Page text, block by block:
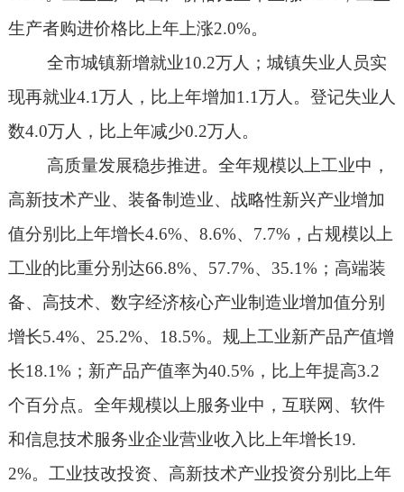
生产者购进价格比上年上涨2.0%。
全市城镇新增就业10.2万人；城镇失业人员实
现再就业4.1万人，比上年增加1.1万人。登记失业人
数4.0万人，比上年减少0.2万人。
高质量发展稳步推进。全年规模以上工业中，
高新技术产业、装备制造业、战略性新兴产业增加
值分别比上年增长4.6%、 8.6%、 7.7%，占规模以上
工业的比重分别达66.8%、 57.7%、 35.1%；高端装
备、高技术、数字经济核心产业制造业增加值分别
增长5.4%、 25.2%、 18.5%。规上工业新产品产值增
长18.1%；新产品产值率为40.5%，比上年提高3.2
个百分点。全年规模以上服务业中，互联网、软件
和信息技术服务业企业营业收入比上年增长19.
2%。工业技改投资、高新技术产业投资分别比上年